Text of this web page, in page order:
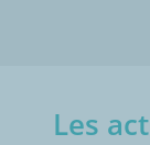
Les